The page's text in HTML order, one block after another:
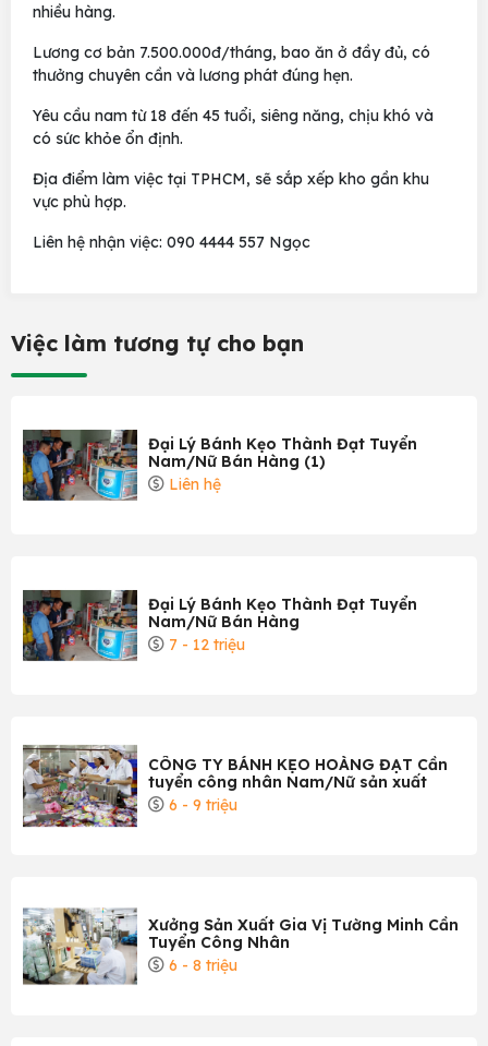
nhiều hàng.
Lương cơ bản 7.500.000đ/tháng, bao ăn ở đầy đủ, có
thưởng chuyên cần và lương phát đúng hẹn.
Yêu cầu nam từ 18 đến 45 tuổi, siêng năng, chịu khó và
có sức khỏe ổn định.
Địa điểm làm việc tại TPHCM, sẽ sắp xếp kho gần khu
vực phù hợp.
Liên hệ nhận việc: 090 4444 557 Ngọc
Việc làm tương tự cho bạn
Đại Lý Bánh Kẹo Thành Đạt Tuyển
Nam/Nữ Bán Hàng (1)
Liên hệ
Đại Lý Bánh Kẹo Thành Đạt Tuyển
Nam/Nữ Bán Hàng
7 - 12 triệu
CÔNG TY BÁNH KẸO HOÀNG ĐẠT Cần
tuyển công nhân Nam/Nữ sản xuất
6 - 9 triệu
Xưởng Sản Xuất Gia Vị Tường Minh Cần
Tuyển Công Nhân
6 - 8 triệu